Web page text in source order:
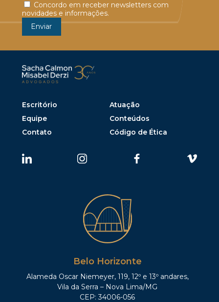
Concordo em receber newsletters com
novidades e informações.
Escritório
Atuação
Equipe
Conteúdos
Contato
Código de Ética
Belo Horizonte
Alameda Oscar Niemeyer, 119, 12º e 13º andares,
Vila da Serra – Nova Lima/MG
CEP: 34006-056